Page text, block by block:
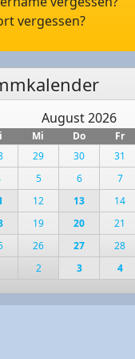
vergessen?
August 2026
Mi Do Fr
29 30 31
5 6 7
12 13 14
19 20 21
26 27 28
2 3 4